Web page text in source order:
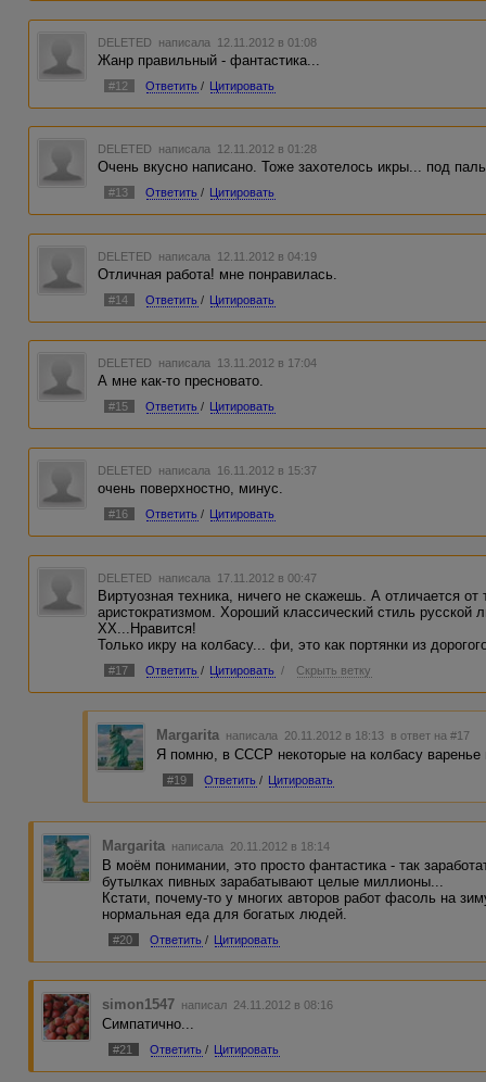
DELETED написала 12.11.2012 в 01:08
Жанр правильный - фантастика...
#12 Ответить / Цитировать
DELETED написала 12.11.2012 в 01:28
Очень вкусно написано. Тоже захотелось икры... под
#13 Ответить / Цитировать
DELETED написала 12.11.2012 в 04:19
Отличная работа! мне понравилась.
#14 Ответить / Цитировать
DELETED написала 13.11.2012 в 17:04
А мне как-то пресновато.
#15 Ответить / Цитировать
DELETED написала 16.11.2012 в 15:37
очень поверхностно, минус.
#16 Ответить / Цитировать
DELETED написала 17.11.2012 в 00:47
Виртуозная техника, ничего не скажешь. А отличается от
аристократизмом. Хороший классический стиль русской
ХХ...Нравится!
Только икру на колбасу... фи, это как портянки из
#17 Ответить / Цитировать / Скрыть ветку
Margarita написала 20.11.2012 в 18:13 в ответ на #17
Я помню, в СССР некоторые на колбасу варенье
#19 Ответить / Цитировать
Margarita написала 20.11.2012 в 18:14
В моём понимании, это просто фантастика - так
бутылках пивных зарабатывают целые миллионы...
Кстати, почему-то у многих авторов работ фасоль на
нормальная еда для богатых людей.
#20 Ответить / Цитировать
simon1547 написал 24.11.2012 в 08:16
Симпатично...
#21 Ответить / Цитировать